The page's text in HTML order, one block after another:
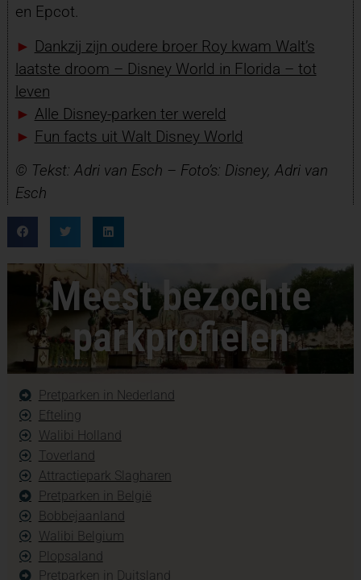
en Epcot.
► Dankzij zijn oudere broer Roy kwam Walt’s
laatste droom – Disney World in Florida – tot
leven
► Alle Disney-parken ter wereld
► Fun facts uit Walt Disney World
© Tekst: Adri van Esch – Foto’s: Disney, Adri van
Esch
Meest bezochte
parkprofielen
Pretparken in Nederland
Efteling
Walibi Holland
Toverland
Attractiepark Slagharen
Pretparken in België
Bobbejaanland
Walibi Belgium
Plopsaland
Pretparken in Duitsland